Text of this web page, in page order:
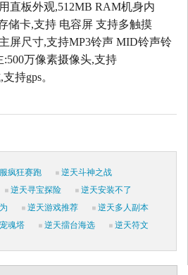
直板外观,512MB RAM机身内
储卡,支持 电容屏 支持多触摸
屏尺寸,支持MP3铃声 MID铃声铃
万像素摄像头,支持
持gps。
疯狂赛跑
逆天斗神之战
逆天寻宝探险
逆天安装不了
逆天游戏推荐
逆天多人副本
魂塔 逆天擂台海选 逆天符文